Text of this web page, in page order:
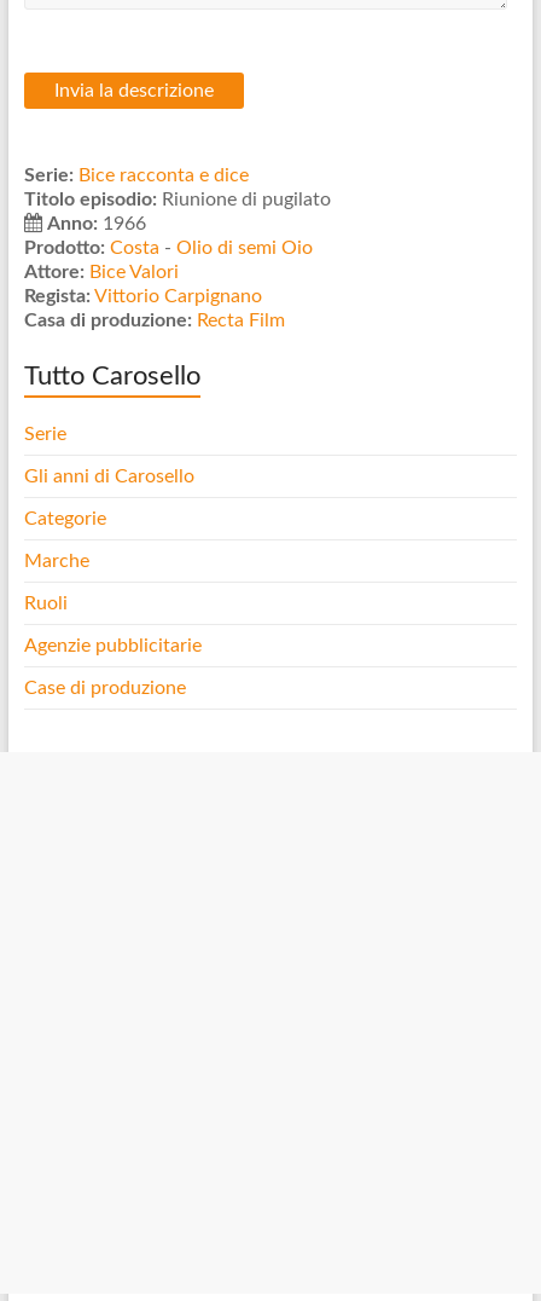
Serie: Bice racconta e dice
Titolo episodio: Riunione di pugilato
Anno: 1966
Prodotto: Costa - Olio di semi Oio
Attore: Bice Valori
Regista: Vittorio Carpignano
Casa di produzione: Recta Film
Tutto Carosello
Serie
Gli anni di Carosello
Categorie
Marche
Ruoli
Agenzie pubblicitarie
Case di produzione